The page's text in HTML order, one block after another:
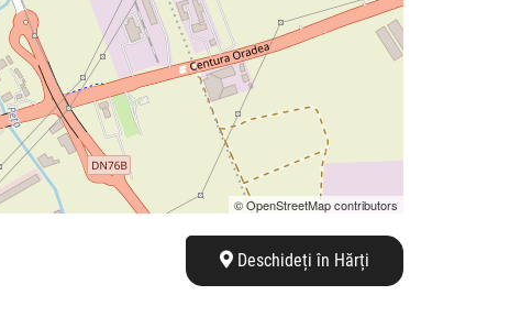
© OpenStreetMap contributors
Deschideți în Hărți